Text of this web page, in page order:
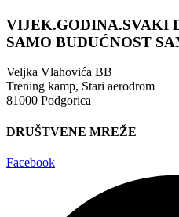
VIJEK.GODINA.SVAKI
SAMO BUDUĆNOST
Veljka Vlahovića BB
Trening kamp, Stari aerodrom
81000 Podgorica
DRUŠTVENE MREŽE
Facebook